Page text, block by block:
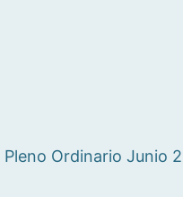
Pleno Ordinario Junio